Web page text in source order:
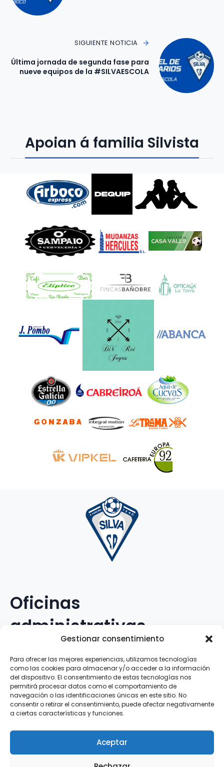
Gestionar consentimiento
Para ofrecer las mejores experiencias, utilizamos tecnologías
como las cookies para almacenar y/o acceder a la información
del dispositivo. El consentimiento de estas tecnologías nos
permitirá procesar datos como el comportamiento de
navegación o las identificaciones únicas en este sitio. No
consentir o retirar el consentimiento, puede afectar negativamente
a ciertas características y funciones.
Aceptar
SIGUIENTE NOTICIA
Última jornada de segunda fase para
nueve equipos de la #SILVAESCOLA
Apoian á familia Silvista
Oficinas
administrativas
Avenida Galileo Galilei, 12
15.008 · A Coruña · España
Teléfono:881.069.303
WhatsApp:616.897.466